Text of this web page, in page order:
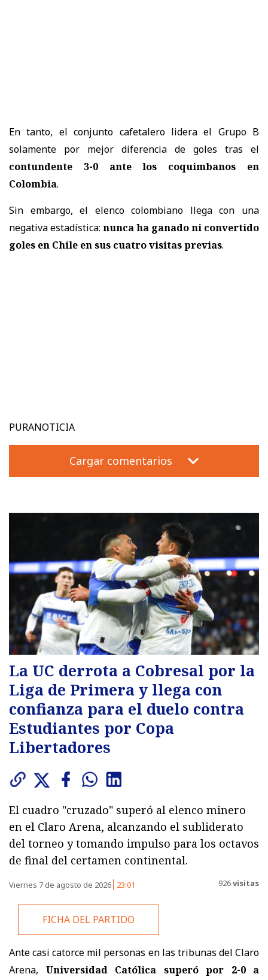
En tanto, el conjunto cafetalero lidera el Grupo B
solamente por mejor diferencia de goles tras el
contundente 3-0 ante los coquimbanos en
Colombia.
Sin embargo, el elenco colombiano llega con una
negativa estadística: nunca ha ganado ni convertido
goles en Chile en sus cuatro visitas previas.
PURANOTICIA
Cargar comentarios
La UC derrota a Cobresal por la
Liga de Primera y llega con
confianza para el duelo contra
Estudiantes por Copa
Libertadores
El cuadro "cruzado" superó al elenco minero
en el Claro Arena, alcanzando el subliderato
del torneo y tomando impulso para los octavos
de final del certamen continental.
Viernes 7 de agosto de 2026 23:01 926visitas
FICHA DEL PARTIDO
Ante casi catorce mil personas en las tribunas del Claro
Arena, Universidad Católica superó por 2-0 a